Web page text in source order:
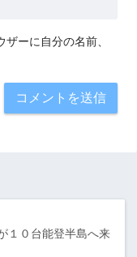
ーに自分の名前、
１０台能登半島へ来